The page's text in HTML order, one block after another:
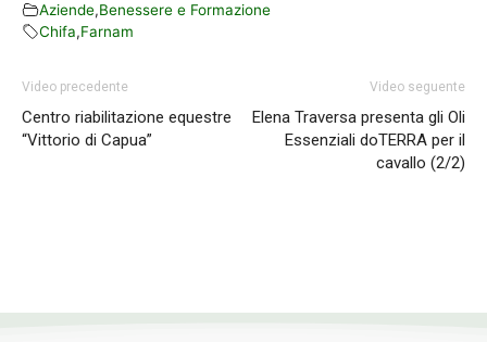
Aziende,Benessere e Formazione
Chifa,Farnam
Video precedente
Centro riabilitazione equestre
“Vittorio di Capua”
Video seguente
Elena Traversa presenta gli Oli
Essenziali doTERRA per il
cavallo (2/2)